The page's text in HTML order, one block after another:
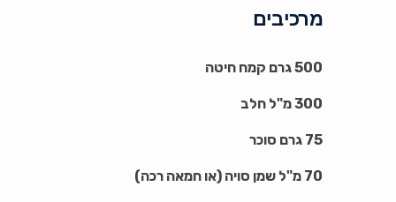
מרכיבים
500 גרם קמח חיטה
300 מ"ל חלב
75 גרם סוכר
70 מ"ל שמן סויה (או חמאה רכה)